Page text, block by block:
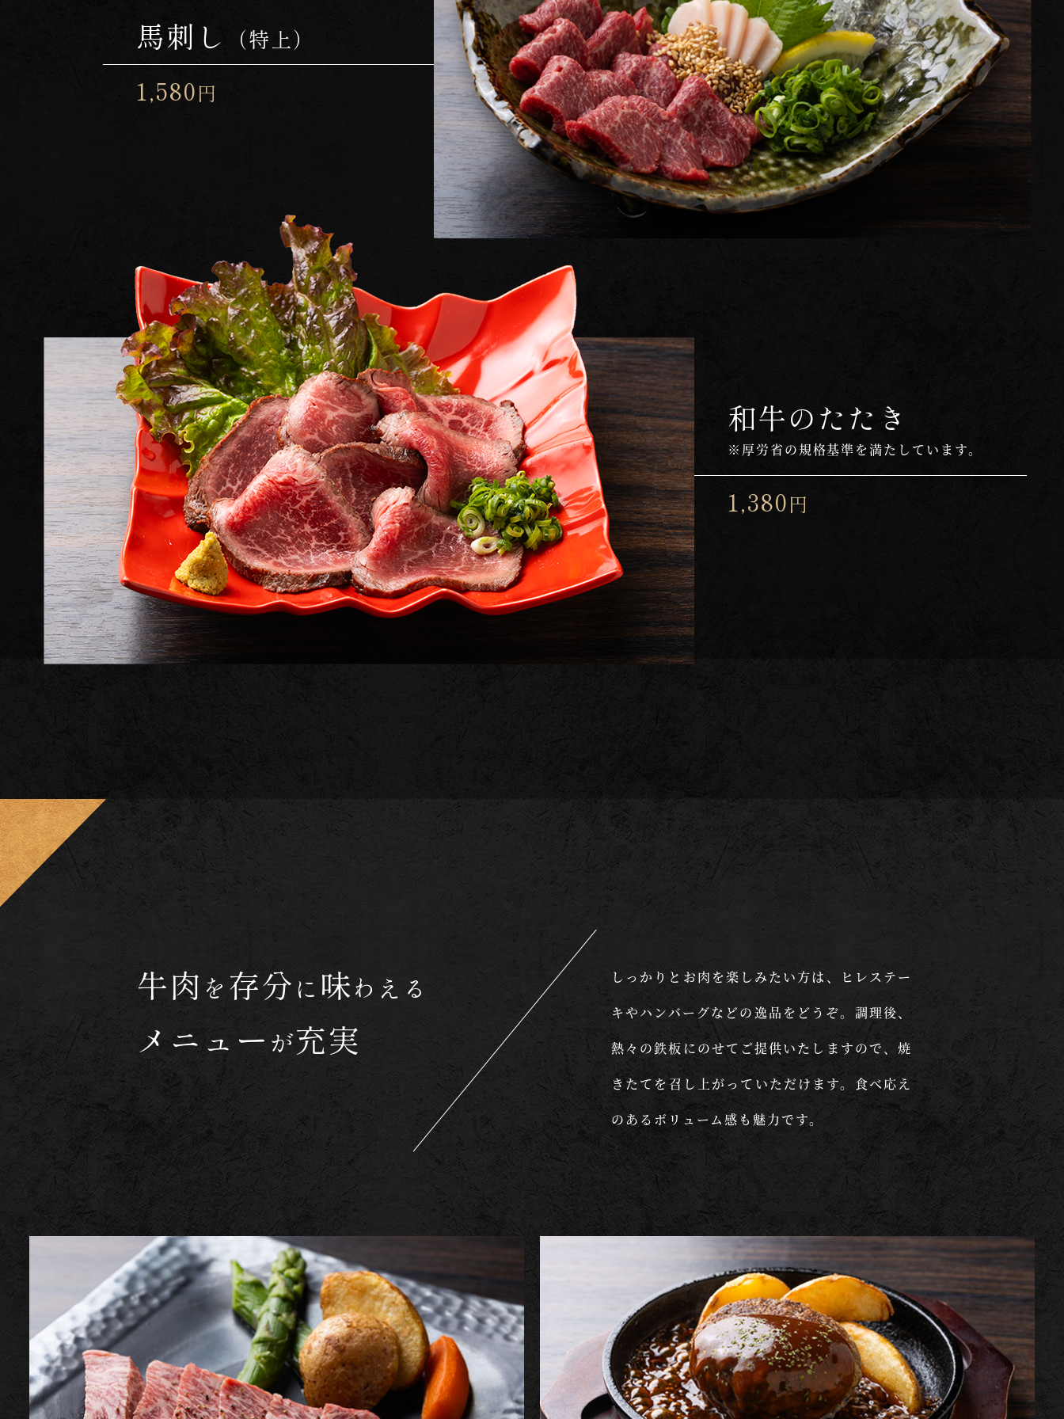
馬刺し （特上）
1,580円
和牛のたたき
※厚労省の規格基準を満たしています。
1,380円
牛肉 を 存分 に 味わえる
メニュー が充実
しっかりとお肉を楽しみたい方は、ヒレステー
キやハンバーグなどの逸品をどうぞ。調理後、
熱々の鉄板にのせてご提供いたしますので、焼
きたてを召し上がっていただけます。食べ応え
のあるボリューム感も魅力です。